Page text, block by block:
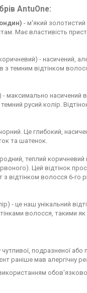
AntuOne:
- м'який
Має властивість
- насичений,
з темним відтінком
максимально насичений
русий колір.
Це глибокий,
та шатенок.
теплий коричневий
Цей відтінок
з відтінком волосся 6-
- це наш унікальний
волосся, такими
подразненої або
раніше мав алергічну
обов'язково